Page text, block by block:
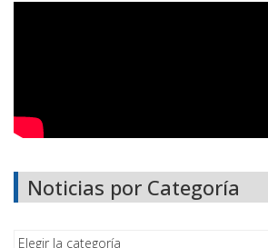
Noticias por Categoría